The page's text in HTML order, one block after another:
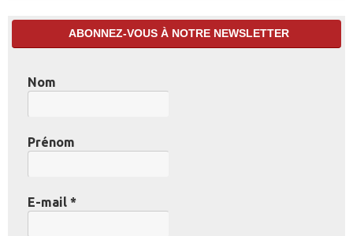
ABONNEZ-VOUS À NOTRE NEWSLETTER
Nom
Prénom
E-mail *